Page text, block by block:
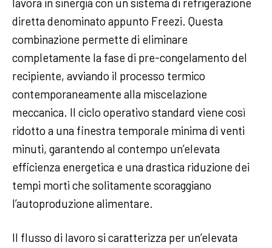
diretta denominato appunto Freezi. Questa
combinazione permette di eliminare
completamente la fase di pre-congelamento del
recipiente, avviando il processo termico
contemporaneamente alla miscelazione
meccanica. Il ciclo operativo standard viene così
ridotto a una finestra temporale minima di venti
minuti, garantendo al contempo un’elevata
efficienza energetica e una drastica riduzione dei
tempi morti che solitamente scoraggiano
l’autoproduzione alimentare.
Il flusso di lavoro si caratterizza per un’elevata